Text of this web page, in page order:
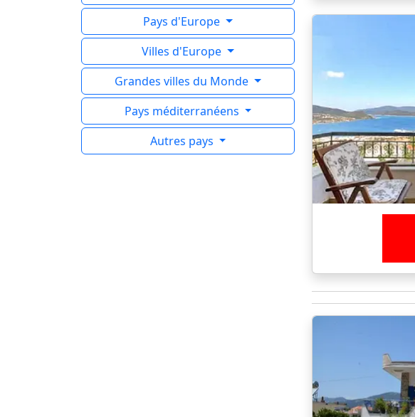
Pays d'Europe
Villes d'Europe
Grandes villes du Monde
Pays méditerranéens
Autres pays